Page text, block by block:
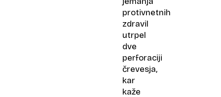
protivnetnih
zdravil
utrpel
dve
perforaciji
črevesja,
kar
kaže